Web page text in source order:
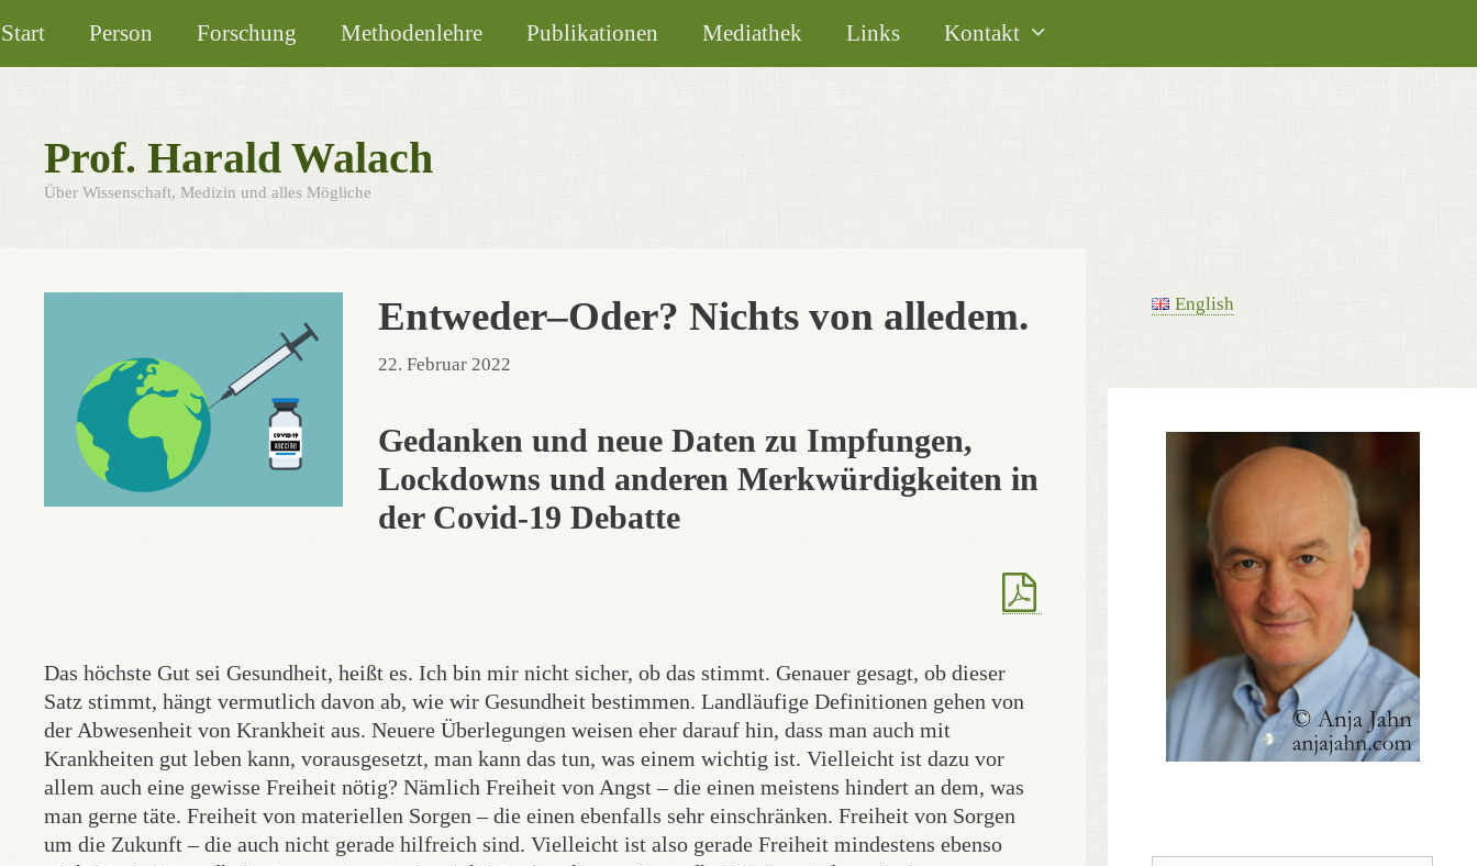
Inhalt
springen
Start Person Forschung Methodenlehre Publikationen Mediathek Links Kontakt
Prof. Harald Walach
Über Wissenschaft, Medizin und alles Mögliche
Entweder–Oder? Nichts von alledem.
22. Februar 2022
Gedanken und neue Daten zu Impfungen,
Lockdowns und anderen Merkwürdigkeiten in
der Covid-19 Debatte
Das höchste Gut sei Gesundheit, heißt es. Ich bin mir nicht sicher, ob das stimmt. Genauer gesagt, ob dieser
Satz stimmt, hängt vermutlich davon ab, wie wir Gesundheit bestimmen. Landläufige Definitionen gehen von
der Abwesenheit von Krankheit aus. Neuere Überlegungen weisen eher darauf hin, dass man auch mit
Krankheiten gut leben kann, vorausgesetzt, man kann das tun, was einem wichtig ist. Vielleicht ist dazu vor
allem auch eine gewisse Freiheit nötig? Nämlich Freiheit von Angst – die einen meistens hindert an dem, was
man gerne täte. Freiheit von materiellen Sorgen – die einen ebenfalls sehr einschränken. Freiheit von Sorgen
um die Zukunft – die auch nicht gerade hilfreich sind. Vielleicht ist also gerade Freiheit mindestens ebenso
English